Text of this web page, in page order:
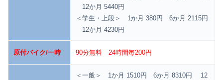
12か月 5440円
＜学生・上段＞ 1か月 380円 6か月 2115円
12か月 4230円
原付バイク/一時 90分無料 24時間毎200円
＜一般＞ 1か月 1510円 6か月 8310円 12